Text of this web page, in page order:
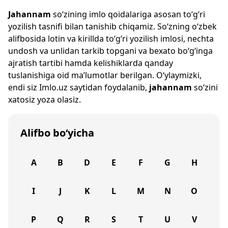
Jahannam so‘zining imlo qoidalariga asosan to‘g‘ri
yozilish tasnifi bilan tanishib chiqamiz. So‘zning o‘zbek
alifbosida lotin va kirillda to‘g‘ri yozilish imlosi, nechta
undosh va unlidan tarkib topgani va bexato bo‘g‘inga
ajratish tartibi hamda kelishiklarda qanday
tuslanishiga oid ma’lumotlar berilgan. O‘ylaymizki,
endi siz Imlo.uz saytidan foydalanib, jahannam so‘zini
xatosiz yoza olasiz.
Alifbo bo‘yicha
A B D E F G H
I J K L M N O
P Q R S T U V